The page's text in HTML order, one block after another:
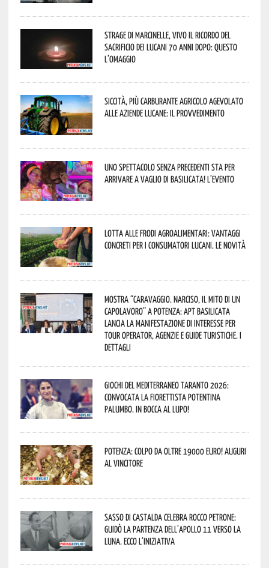
Strage di Marcinelle, vivo il ricordo del
sacrificio dei lucani 70 anni dopo: questo
l’omaggio
Siccità, più carburante agricolo agevolato
alle aziende lucane: il provvedimento
Uno spettacolo senza precedenti sta per
arrivare a Vaglio di Basilicata! L’evento
Lotta alle frodi agroalimentari: vantaggi
concreti per i consumatori lucani. Le novità
Mostra “Caravaggio. Narciso, il mito di un
capolavoro” a Potenza: APT Basilicata
lancia la manifestazione di interesse per
Tour Operator, Agenzie e Guide Turistiche. I
dettagli
Giochi del Mediterraneo Taranto 2026:
convocata la fiorettista potentina
Palumbo. In bocca al lupo!
Potenza: colpo da oltre 19000 Euro! Auguri
al vincitore
Sasso di Castalda celebra Rocco Petrone:
guidò la partenza dell’Apollo 11 verso la
Luna. Ecco l’iniziativa